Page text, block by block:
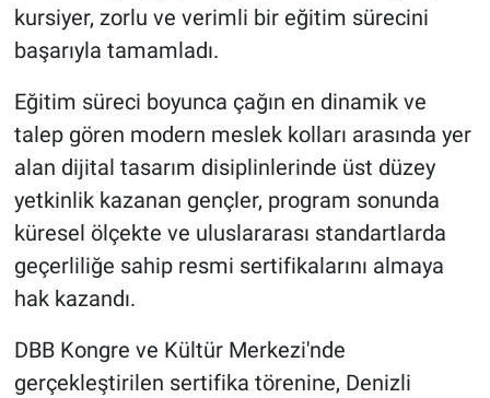
kursiyer, zorlu ve verimli bir eğitim sürecini
başarıyla tamamladı.
Eğitim süreci boyunca çağın en dinamik ve
talep gören modern meslek kolları arasında yer
alan dijital tasarım disiplinlerinde üst düzey
yetkinlik kazanan gençler, program sonunda
küresel ölçekte ve uluslararası standartlarda
geçerliliğe sahip resmi sertifikalarını almaya
hak kazandı.
DBB Kongre ve Kültür Merkezi'nde
gerçekleştirilen sertifika törenine, Denizli